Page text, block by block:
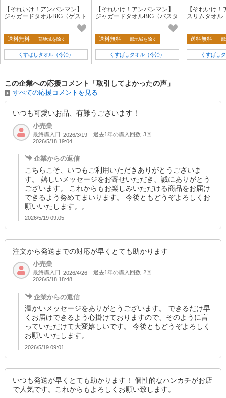
【それいけ！アンパンマン】
ジャガードタオルBIG〈ゲスト
送料無料 一部地域を除く
くすばしタオル（今治）
【それいけ！アンパンマン】
ジャガードタオルBIG〈バスタ
送料無料 一部地域を除く
くすばしタオル（今治）
【それいけ
スリムタオル
送料無料 一
くすばし
この企業への応援コメント「取引してよかったの声」
すべての応援コメントを見る
いつも可愛いお品、有難うございます！
小売業
最終購入日 2026/3/19 過去1年の購入回数 3回
2026/5/18 19:04
企業からの返信
こちらこそ、いつもご利用いただきありがとうございま
す。 嬉しいメッセージをお寄せいただき、誠にありがとう
ございます。 これからもお楽しみいただける商品をお届け
できるよう努めてまいります。 今後ともどうぞよろしくお
願いいたします。。
2026/5/19 09:05
注文から発送までの対応が早くとても助かります
小売業
最終購入日 2026/4/26 過去1年の購入回数 2回
2026/5/18 18:48
企業からの返信
温かいメッセージをありがとうございます。 できるだけ早
くお届けできるよう心掛けておりますので、そのように言
っていただけて大変嬉しいです。 今後ともどうぞよろしく
お願いいたします。
2026/5/19 09:01
いつも発送が早くとても助かります！ 個性的なハンカチがお店
で人気です。これからもよろしくお願い致します。